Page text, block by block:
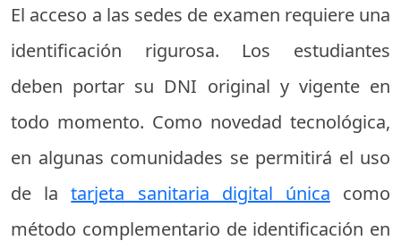
El acceso a las sedes de examen requiere una
identificación rigurosa. Los estudiantes
deben portar su DNI original y vigente en
todo momento. Como novedad tecnológica,
en algunas comunidades se permitirá el uso
de latarjeta sanitaria digital única como
método complementario de identificación en